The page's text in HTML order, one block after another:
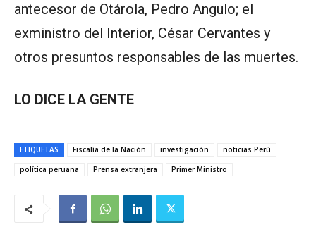
antecesor de Otárola, Pedro Angulo; el
exministro del Interior, César Cervantes y
otros presuntos responsables de las muertes.
LO DICE LA GENTE
ETIQUETAS Fiscalía de la Nación investigación
noticias Perú
política peruana
Prensa extranjera Primer Ministro